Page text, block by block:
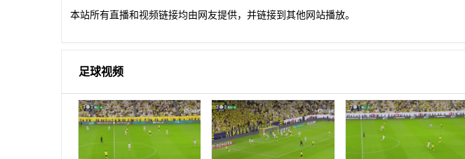
本站所有直播和视频链接均由网友提供，并链接到其他网站播放。
足球视频